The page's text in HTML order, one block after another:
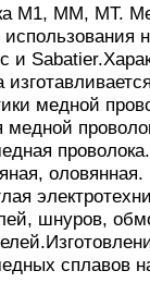
М1, ММ, МТ.
и
медной
шнуров,
сплавов